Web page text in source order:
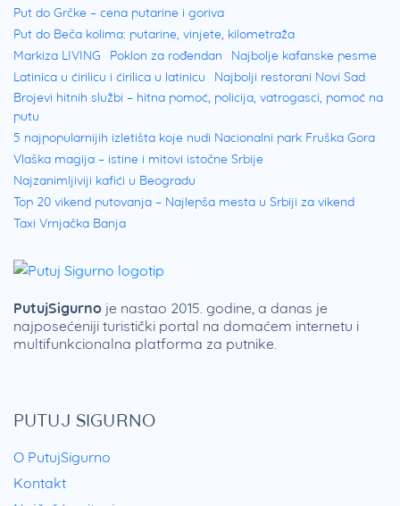
Put do Grčke – cena putarine i goriva
Put do Beča kolima: putarine, vinjete, kilometraža
Markiza LIVING
Poklon za rođendan
Najbolje kafanske pesme
Latinica u ćirilicu i ćirilica u latinicu
Najbolji restorani Novi Sad
Brojevi hitnih službi – hitna pomoć, policija, vatrogasci, pomoć na
putu
5 najpopularnijih izletišta koje nudi Nacionalni park Fruška Gora
Vlaška magija – istine i mitovi istočne Srbije
Najzanimljiviji kafići u Beogradu
Top 20 vikend putovanja – Najlepša mesta u Srbiji za vikend
Taxi Vrnjačka Banja
PUTUJ SIGURNO
O PutujSigurno
Kontakt
PutujSigurno je nastao 2015. godine, a danas je
najposećeniji turistički portal na domaćem internetu i
multifunkcionalna platforma za putnike.